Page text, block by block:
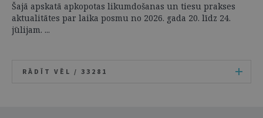
Šajā apskatā apkopotas likumdošanas un tiesu prakses
aktualitātes par laika posmu no 2026. gada 20. līdz 24.
jūlijam. ...
RĀDĪT VĒL / 33281